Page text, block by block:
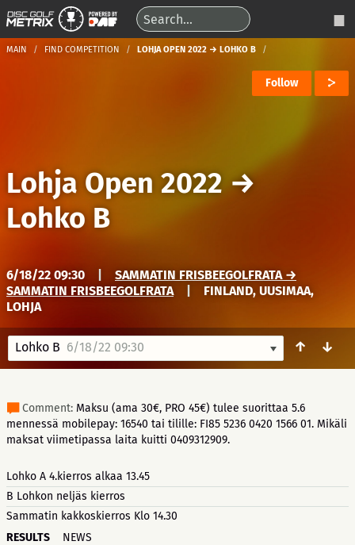
MAIN FIND COMPETITION LOHJA OPEN 2022 → LOHKO B
Follow
Lohja Open 2022→
Lohko B
6/18/22 09:30
SAMMATIN FRISBEEGOLFRATA →
SAMMATIN FRISBEEGOLFRATA
FINLAND, UUSIMAA,
LOHJA
Lohko B 6/18/22 09:30 ↑ ↓
Comment: Maksu (ama 30€, PRO 45€) tulee suorittaa 5.6
mennessä mobilepay: 16540 tai tilille: FI85 5236 0420 1566 01. Mikäli
maksat viimetipassa laita kuitti 0409312909.
Lohko A 4.kierros alkaa 13.45
B Lohkon neljäs kierros
Sammatin kakkoskierros Klo 14.30
RESULTS
NEWS